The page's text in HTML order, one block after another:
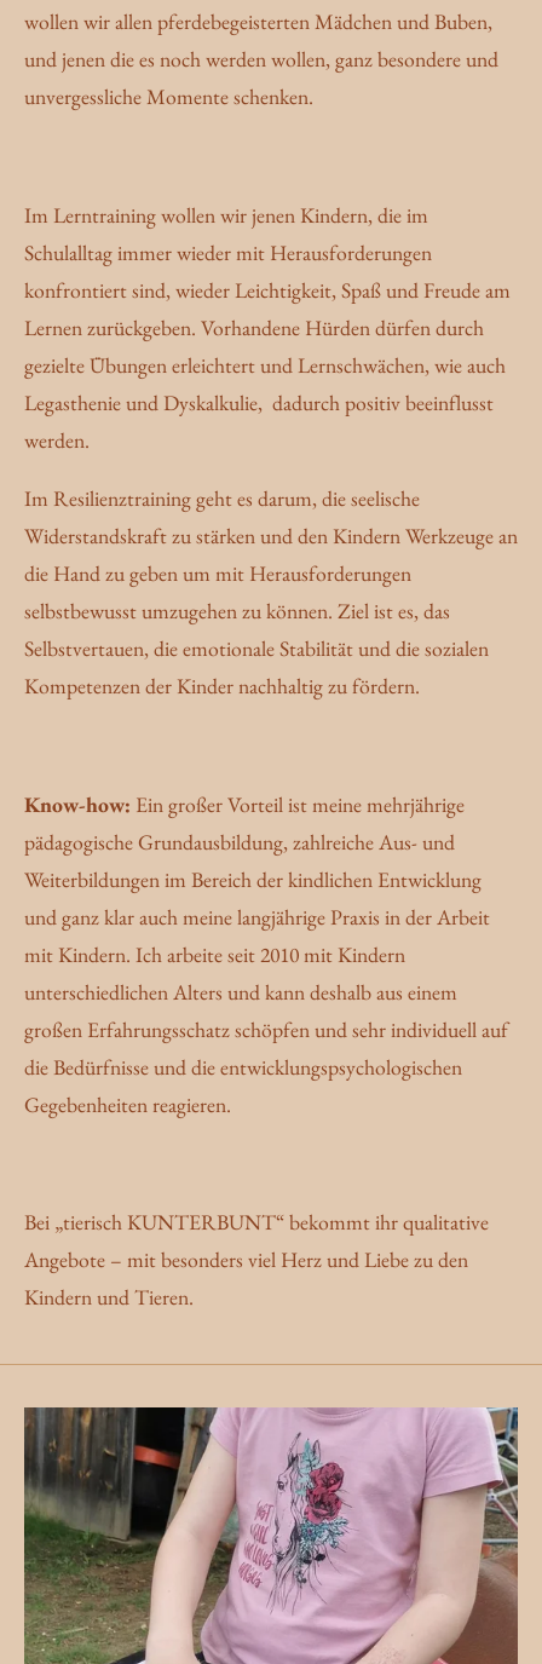
wollen wir allen pferdebegeisterten Mädchen und Buben,
und jenen die es noch werden wollen, ganz besondere und
unvergessliche Momente schenken.
Im Lerntraining wollen wir jenen Kindern, die im
Schulalltag immer wieder mit Herausforderungen
konfrontiert sind, wieder Leichtigkeit, Spaß und Freude am
Lernen zurückgeben. Vorhandene Hürden dürfen durch
gezielte Übungen erleichtert und Lernschwächen, wie auch
Legasthenie und Dyskalkulie, dadurch positiv beeinflusst
werden.
Im Resilienztraining geht es darum, die seelische
Widerstandskraft zu stärken und den Kindern Werkzeuge an
die Hand zu geben um mit Herausforderungen
selbstbewusst umzugehen zu können. Ziel ist es, das
Selbstvertauen, die emotionale Stabilität und die sozialen
Kompetenzen der Kinder nachhaltig zu fördern.
Know-how: Ein großer Vorteil ist meine mehrjährige
pädagogische Grundausbildung, zahlreiche Aus- und
Weiterbildungen im Bereich der kindlichen Entwicklung
und ganz klar auch meine langjährige Praxis in der Arbeit
mit Kindern. Ich arbeite seit 2010 mit Kindern
unterschiedlichen Alters und kann deshalb aus einem
großen Erfahrungsschatz schöpfen und sehr individuell auf
die Bedürfnisse und die entwicklungspsychologischen
Gegebenheiten reagieren.
Bei „tierisch KUNTERBUNT“ bekommt ihr qualitative
Angebote – mit besonders viel Herz und Liebe zu den
Kindern und Tieren.